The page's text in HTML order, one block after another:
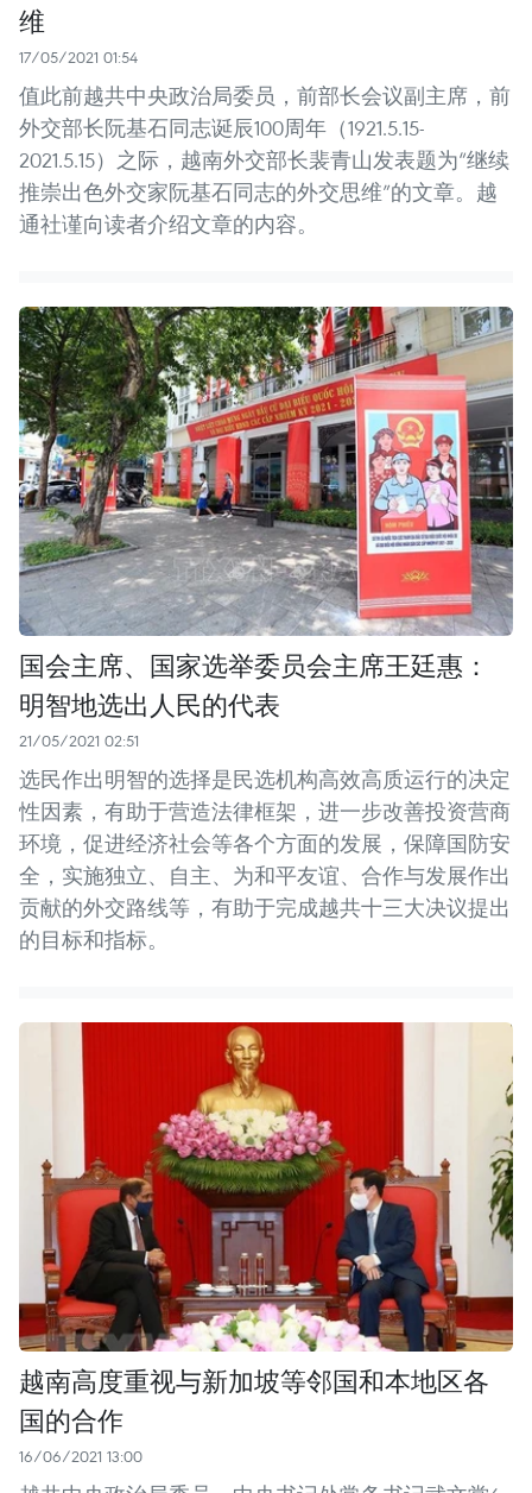
维
17/05/2021 01:54
值此前越共中央政治局委员，前部长会议副主席，前
外交部长阮基石同志诞辰100周年（1921.5.15-
2021.5.15）之际，越南外交部长裴青山发表题为“继续
推崇出色外交家阮基石同志的外交思维”的文章。越
通社谨向读者介绍文章的内容。
国会主席、国家选举委员会主席王廷惠：
明智地选出人民的代表
21/05/2021 02:51
选民作出明智的选择是民选机构高效高质运行的决定
性因素，有助于营造法律框架，进一步改善投资营商
环境，促进经济社会等各个方面的发展，保障国防安
全，实施独立、自主、为和平友谊、合作与发展作出
贡献的外交路线等，有助于完成越共十三大决议提出
的目标和指标。
越南高度重视与新加坡等邻国和本地区各
国的合作
16/06/2021 13:00